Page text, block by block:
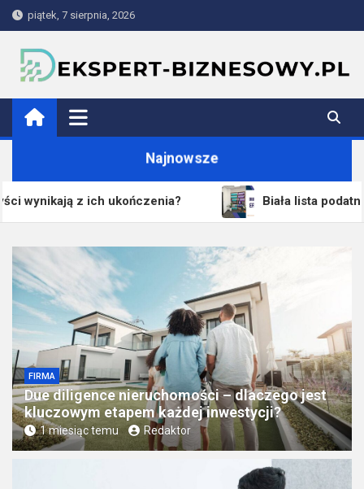
Skip
to
content
piątek, 7 sierpnia, 2026
ekspert-biznesowy.pl
Najnowsze
Biała lista podatników VAT 2026 – jak
FIRMA
Due diligence nieruchomości – dlaczego jest
kluczowym etapem każdej inwestycji?
1 miesiąc temu Redaktor